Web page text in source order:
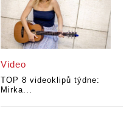
Video
TOP 8 videoklipů týdne:
Mirka...